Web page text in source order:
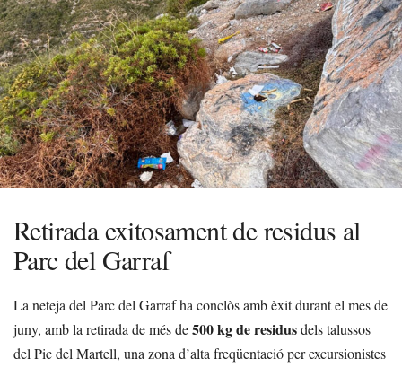
Retirada exitosament de residus al
Parc del Garraf
La neteja del Parc del Garraf ha conclòs amb èxit durant el mes de
juny, amb la retirada de més de500 kg de residusdels talussos
del Pic del Martell, una zona d’alta freqüentació per excursionistes